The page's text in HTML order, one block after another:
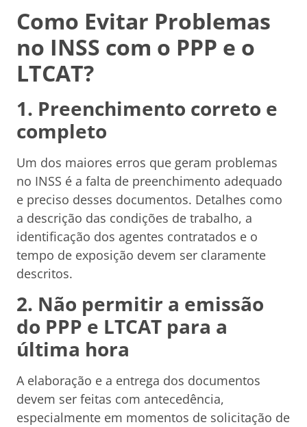
Como Evitar Problemas
no INSS com o PPP e o
LTCAT?
1. Preenchimento correto e
completo
Um dos maiores erros que geram problemas
no INSS é a falta de preenchimento adequado
e preciso desses documentos. Detalhes como
a descrição das condições de trabalho, a
identificação dos agentes contratados e o
tempo de exposição devem ser claramente
descritos.
2. Não permitir a emissão
do PPP e LTCAT para a
última hora
A elaboração e a entrega dos documentos
devem ser feitas com antecedência,
especialmente em momentos de solicitação de